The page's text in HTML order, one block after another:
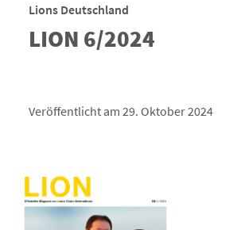
Lions Deutschland
LION 6/2024
Veröffentlicht am 29. Oktober 2024